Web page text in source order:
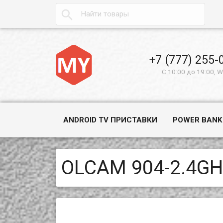

+7 (777) 255-
С 10:00 до 19:00,
ANDROID TV ПРИСТАВКИ POWER
OLCAM 904-